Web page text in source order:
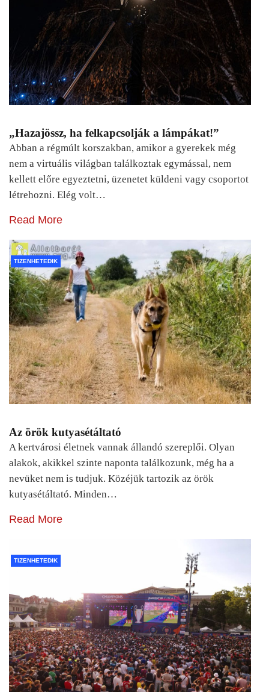
„Hazajössz, ha felkapcsolják a lámpákat!”
Abban a régmúlt korszakban, amikor a gyerekek még
nem a virtuális világban találkoztak egymással, nem
kellett előre egyeztetni, üzenetet küldeni vagy csoportot
létrehozni. Elég volt…
Read More
TIZENHETEDIK
Az örök kutyasétáltató
A kertvárosi életnek vannak állandó szereplői. Olyan
alakok, akikkel szinte naponta találkozunk, még ha a
nevüket nem is tudjuk. Közéjük tartozik az örök
kutyasétáltató. Minden…
Read More
TIZENHETEDIK